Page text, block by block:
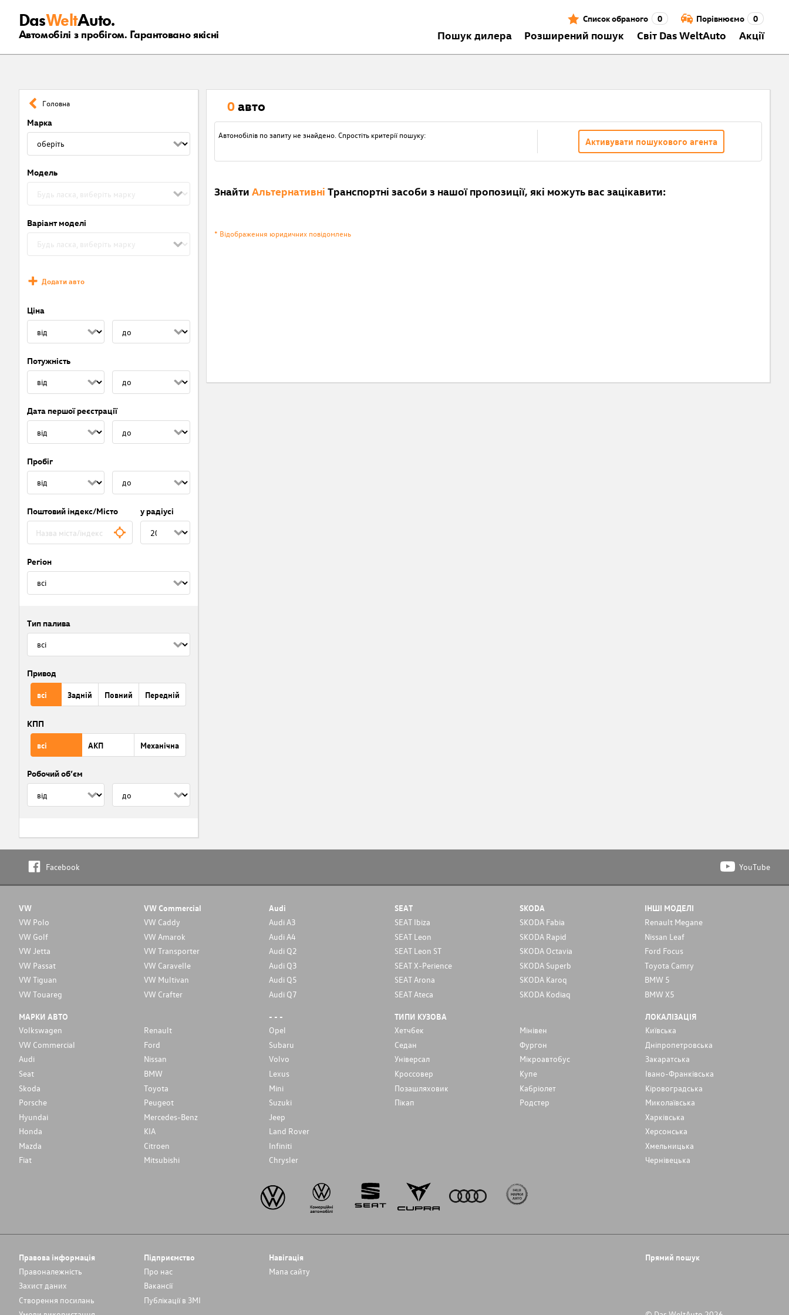
DasWeltAuto.
Автомобілі з пробігом. Гарантовано якісні
Список обраного 0 Порівнюємо 0
Пошук дилера Розширений пошук Світ Das WeltAuto Акції
Головна
Марка
Модель
Варіант моделі
Додати авто
Ціна
Потужність
Дата першої реєстрації
Пробіг
Поштовий індекс/Місто у радіусі
Регіон
Тип палива
Привод
всі Задній Повний Передній
КПП
всі АКП Механічна
Робочий об’єм
0авто
Автомобілів по запиту не знайдено. Спростіть критерії пошуку:
Активувати пошукового агента
Знайти Альтернативні Транспортні засоби з нашої пропозиції, які можуть вас зацікавити:
* Відображення юридичних повідомлень
Facebook YouTube
VW
VW Polo
VW Golf
VW Jetta
VW Passat
VW Tiguan
VW Touareg
VW Commercial
VW Caddy
VW Amarok
VW Transporter
VW Caravelle
VW Multivan
VW Crafter
Audi
Audi A3
Audi A4
Audi Q2
Audi Q3
Audi Q5
Audi Q7
SEAT
SEAT Ibiza
SEAT Leon
SEAT Leon ST
SEAT X-Perience
SEAT Arona
SEAT Ateca
SKODA
SKODA Fabia
SKODA Rapid
SKODA Octavia
SKODA Superb
SKODA Karoq
SKODA Kodiaq
ІНШІ МОДЕЛІ
Renault Megane
Nissan Leaf
Ford Focus
Toyota Camry
BMW 5
BMW X5
МАРКИ АВТО
Volkswagen
Renault
VW Commercial
Ford
Audi
Nissan
Seat
BMW
Skoda
Toyota
Porsche
Peugeot
Hyundai
Mercedes-Benz
Honda
KIA
Mazda
Citroen
Fiat
Mitsubishi
- - -
Opel
Subaru
Volvo
Lexus
Mini
Suzuki
Jeep
Land Rover
Infiniti
Chrysler
ТИПИ КУЗОВА
Хетчбек
Мінівен
Седан
Фургон
Унiверсал
Мікроавтобус
Кроссовер
Купе
Позашляховик
Кабріолет
Пікап
Родстер
ЛОКАЛІЗАЦІЯ
Київська
Дніпропетровська
Закаратська
Івано-Франківська
Кіровоградська
Миколаївська
Харківська
Херсонська
Хмельницька
Чернівецька
Правова інформація
Правоналежність
Захист даних
Cтворення посилань
Підприємство
Про нас
Вакансії
Публікації в ЗМІ
Навігація
Мапа сайту
Прямий пошук